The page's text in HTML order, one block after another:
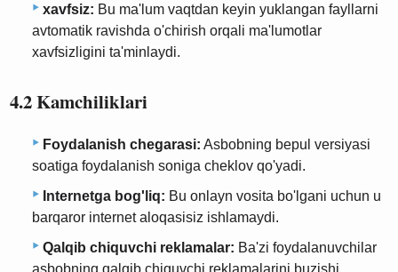
xavfsiz: Bu ma'lum vaqtdan keyin yuklangan fayllarni
avtomatik ravishda o'chirish orqali ma'lumotlar
xavfsizligini ta'minlaydi.
4.2 Kamchiliklari
Foydalanish chegarasi: Asbobning bepul versiyasi
soatiga foydalanish soniga cheklov qo'yadi.
Internetga bog'liq: Bu onlayn vosita bo'lgani uchun u
barqaror internet aloqasisiz ishlamaydi.
Qalqib chiquvchi reklamalar: Ba'zi foydalanuvchilar
asbobning qalqib chiquvchi reklamalarini buzishi